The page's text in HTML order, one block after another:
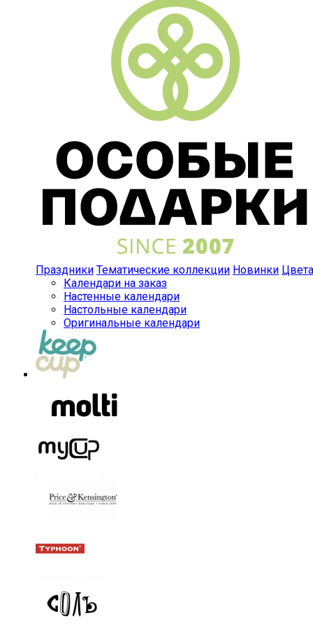
Праздники Тематические коллекции Новинки Цвета
Календари на заказ
Настенные календари
Настольные календари
Оригинальные календари